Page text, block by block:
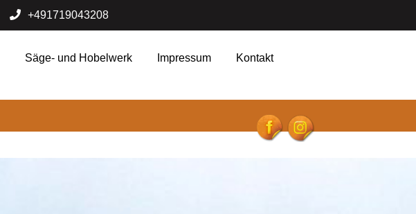
+491719043208
Säge- und Hobelwerk Impressum Kontakt